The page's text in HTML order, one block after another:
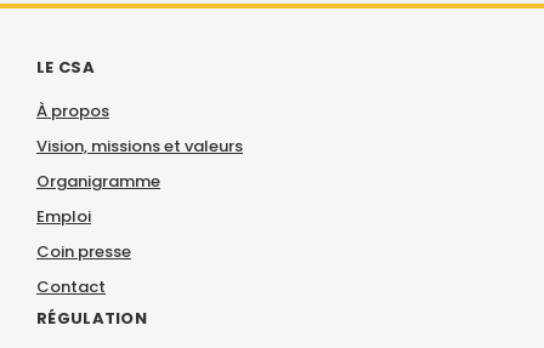
LE CSA
À propos
Vision, missions et valeurs
Organigramme
Emploi
Coin presse
Contact
RÉGULATION